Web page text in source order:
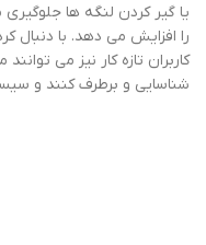
یا گیر کردن لنگه ها
را افزایش می دهد. با دنبال
شناسایی و برطرف کنند و